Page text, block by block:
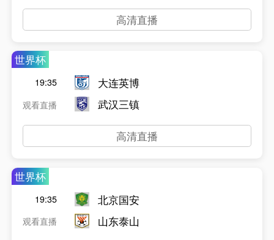
高清直播
世界杯
19:35
观看直播
大连英博
武汉三镇
高清直播
世界杯
19:35
观看直播
北京国安
山东泰山